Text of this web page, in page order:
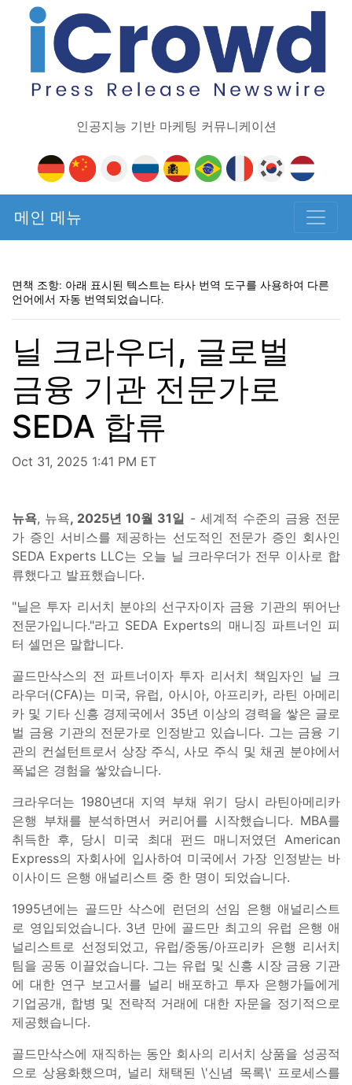
인공지능 기반 마케팅 커뮤니케이션
메인 메뉴
면책 조항: 아래 표시된 텍스트는 타사 번역 도구를 사용하여 다른
언어에서 자동 번역되었습니다.
닐 크라우더, 글로벌
금융 기관 전문가로
SEDA 합류
Oct 31, 2025 1:41 PM ET
뉴욕, 뉴욕, 2025년 10월 31일 - 세계적 수준의 금융 전문
가 증인 서비스를 제공하는 선도적인 전문가 증인 회사인
SEDA Experts LLC는 오늘 닐 크라우더가 전무 이사로 합
류했다고 발표했습니다.
"닐은 투자 리서치 분야의 선구자이자 금융 기관의 뛰어난
전문가입니다."라고 SEDA Experts의 매니징 파트너인 피
터 셀먼은 말합니다.
골드만삭스의 전 파트너이자 투자 리서치 책임자인 닐 크
라우더(CFA)는 미국, 유럽, 아시아, 아프리카, 라틴 아메리
카 및 기타 신흥 경제국에서 35년 이상의 경력을 쌓은 글로
벌 금융 기관의 전문가로 인정받고 있습니다. 그는 금융 기
관의 컨설턴트로서 상장 주식, 사모 주식 및 채권 분야에서
폭넓은 경험을 쌓았습니다.
크라우더는 1980년대 지역 부채 위기 당시 라틴아메리카
은행 부채를 분석하면서 커리어를 시작했습니다. MBA를
취득한 후, 당시 미국 최대 펀드 매니저였던 American
Express의 자회사에 입사하여 미국에서 가장 인정받는 바
이사이드 은행 애널리스트 중 한 명이 되었습니다.
1995년에는 골드만 삭스에 런던의 선임 은행 애널리스트
로 영입되었습니다. 3년 만에 골드만 최고의 유럽 은행 애
널리스트로 선정되었고, 유럽/중동/아프리카 은행 리서치
팀을 공동 이끌었습니다. 그는 유럽 및 신흥 시장 금융 기관
에 대한 연구 보고서를 널리 배포하고 투자 은행가들에게
기업공개, 합병 및 전략적 거래에 대한 자문을 정기적으로
제공했습니다.
골드만삭스에 재직하는 동안 회사의 리서치 상품을 성공적
으로 상용화했으며, 널리 채택된 \'신념 목록\' 프로세스를